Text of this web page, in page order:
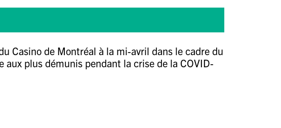
Casino de Montréal à la mi-avril dans le cadre du
aux plus démunis pendant la crise de la COVID-